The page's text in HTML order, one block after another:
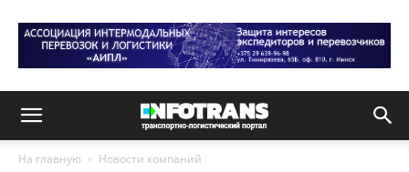
На главную Новости компаний